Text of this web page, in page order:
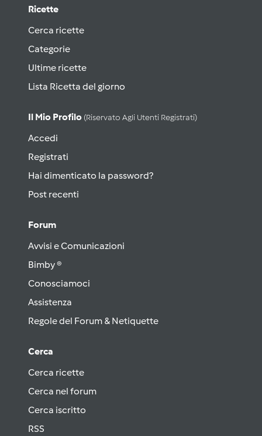
Ricette
Cerca ricette
Categorie
Ultime ricette
Lista Ricetta del giorno
Il Mio Profilo (riservato Agli Utenti Registrati)
Accedi
Registrati
Hai dimenticato la password?
Post recenti
Forum
Avvisi e Comunicazioni
Bimby ®
Conosciamoci
Assistenza
Regole del Forum & Netiquette
Cerca
Cerca ricette
Cerca nel forum
Cerca iscritto
RSS